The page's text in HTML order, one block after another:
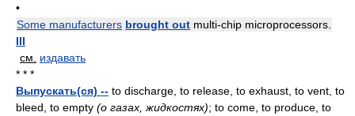
•
Some manufacturers brought out multi-chip microprocessors.
III
см.
издавать
* * *
Выпускать(ся) -- to discharge, to release, to exhaust, to vent, to
bleed, to empty (о газах, жидкостях); to come, to produce, to